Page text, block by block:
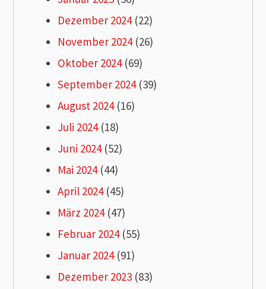
Dezember 2024(22)
November 2024(26)
Oktober 2024(69)
September 2024(39)
August 2024(16)
Juli 2024(18)
Juni 2024(52)
Mai 2024(44)
April 2024(45)
März 2024(47)
Februar 2024(55)
Januar 2024(91)
Dezember 2023 (83)